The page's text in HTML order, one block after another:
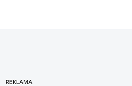
REKLAMA